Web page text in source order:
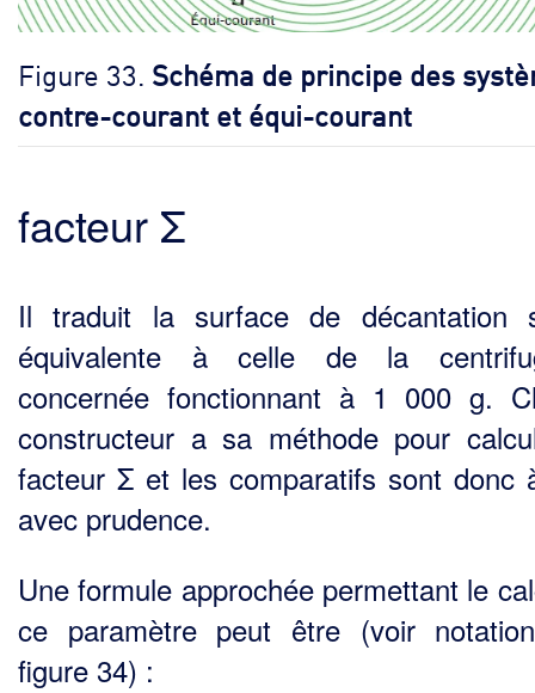
Figure 33. Schéma de principe des
contre-courant et équi-courant
facteur Σ
Il traduit la surface de décantation
équivalente à celle de la
concernée fonctionnant à 1 000 g.
constructeur a sa méthode pour
facteur Σ et les comparatifs sont donc
avec prudence.
Une formule approchée permettant le
ce paramètre peut être (voir
figure 34) :